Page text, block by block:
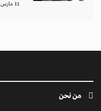
11 مارس 2026 - 10:26
من نحن